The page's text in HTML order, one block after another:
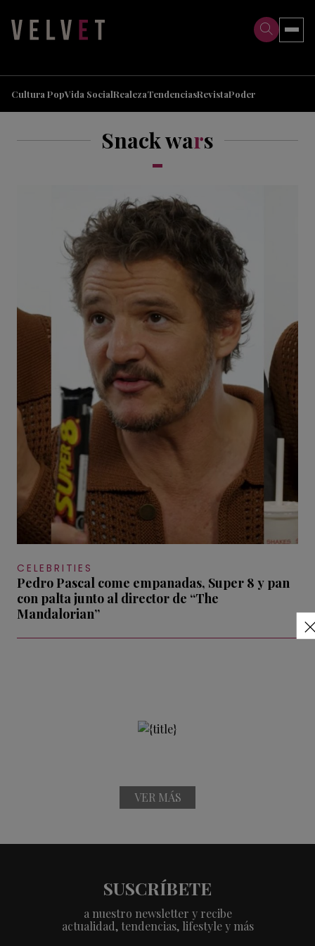
Cultura PopVida SocialRealezaTendenciasRevistaPoder
Snack wars
CELEBRITIES
Pedro Pascal come empanadas, Super 8 y pan
con palta junto al director de “The
Mandalorian”
VER MÁS
SUSCRÍBETE
a nuestro newsletter y recibe
actualidad, tendencias, lifestyle y más